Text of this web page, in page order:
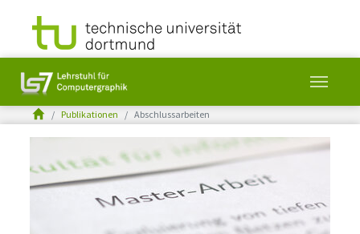
Skip to main content
You are here:Publikationen Abschlussarbeiten